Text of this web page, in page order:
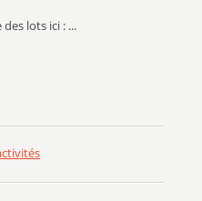
lots ici : ...